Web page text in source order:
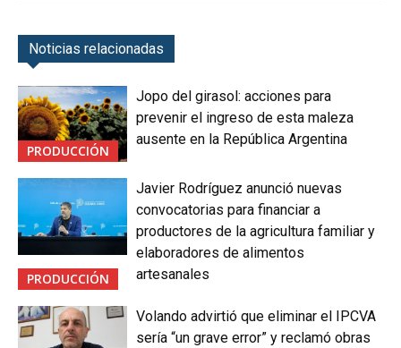
Noticias relacionadas
PRODUCCIÓN
Jopo del girasol: acciones para
prevenir el ingreso de esta maleza
ausente en la República Argentina
PRODUCCIÓN
Javier Rodríguez anunció nuevas
convocatorias para financiar a
productores de la agricultura familiar y
elaboradores de alimentos
artesanales
Volando advirtió que eliminar el IPCVA
sería “un grave error” y reclamó obras